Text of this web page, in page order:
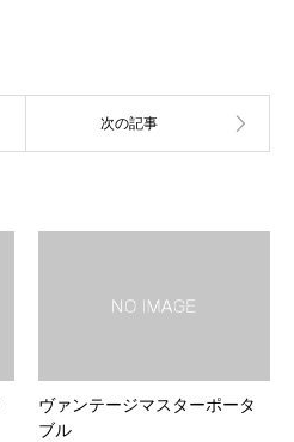
ヴァンテージマスターポータ
ブル